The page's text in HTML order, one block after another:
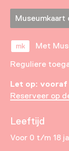
Met
Reguliere
Let op:
Reserveer op
Leeftijd
Voor 0 t/m 18